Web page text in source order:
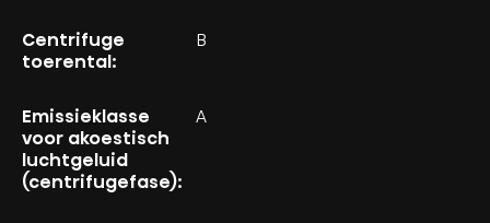
Centrifuge
toerental:
B
Emissieklasse
voor akoestisch
luchtgeluid
(centrifugefase):
A